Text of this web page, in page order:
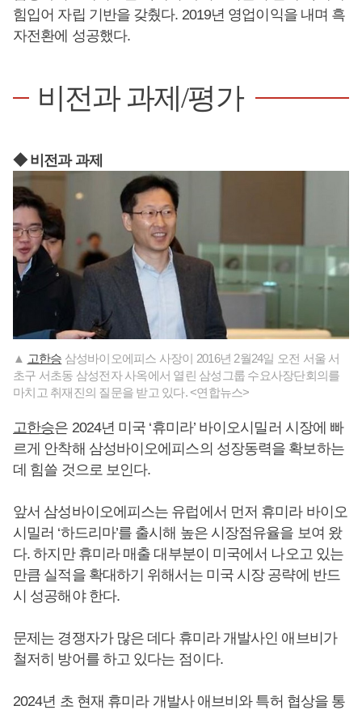
힘입어 자립 기반을 갖췄다. 2019년 영업이익을 내며 흑
자전환에 성공했다.
비전과 과제/평가
◆ 비전과 과제
▲ 고한승 삼성바이오에피스 사장이 2016년 2월24일 오전 서울 서
초구 서초동 삼성전자 사옥에서 열린 삼성그룹 수요사장단회의를
마치고 취재진의 질문을 받고 있다. <연합뉴스>
고한승은 2024년 미국 ‘휴미라’ 바이오시밀러 시장에 빠
르게 안착해 삼성바이오에피스의 성장동력을 확보하는
데 힘쓸 것으로 보인다.
앞서 삼성바이오에피스는 유럽에서 먼저 휴미라 바이오
시밀러 ‘하드리마’를 출시해 높은 시장점유율을 보여 왔
다. 하지만 휴미라 매출 대부분이 미국에서 나오고 있는
만큼 실적을 확대하기 위해서는 미국 시장 공략에 반드
시 성공해야 한다.
문제는 경쟁자가 많은 데다 휴미라 개발사인 애브비가
철저히 방어를 하고 있다는 점이다.
2024년 초 현재 휴미라 개발사 애브비와 특허 협상을 통